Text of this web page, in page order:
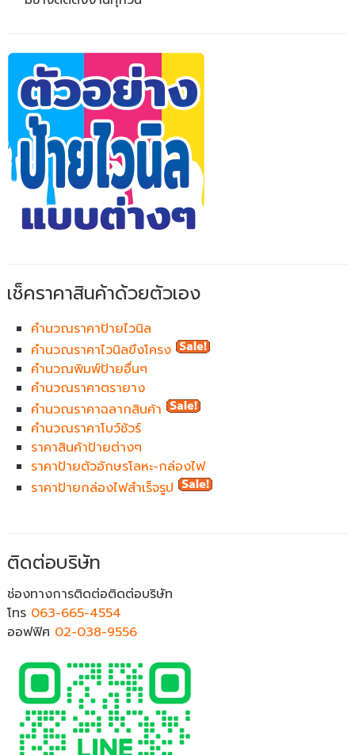
เช็คราคาสินค้าด้วยตัวเอง
คำนวณราคาป้ายไวนิล
คำนวณราคาไวนิลขึงโครง
คำนวณพิมพ์ป้ายอื่นๆ
คำนวณราคาตรายาง
คำนวณราคาฉลากสินค้า
คำนวณราคาโบว์ชัวร์
ราคาสินค้าป้ายต่างๆ
ราคาป้ายตัวอักษรโลหะ-กล่องไฟ
ราคาป้ายกล่องไฟสำเร็จรูป
ติดต่อบริษัท
ช่องทางการติดต่อติดต่อบริษัท
โทร 063-665-4554
ออฟฟิศ 02-038-9556